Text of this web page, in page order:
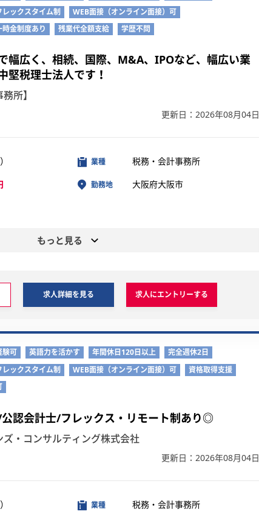
レックスタイム制
WEB面接（オンライン面接）可
金制度あり 残業代全額支給 学歴不問
幅広く、相続、国際、M&A、IPOなど、幅広い業
堅税理士法人です！
所】
更新日：2026年08月04日
業種 税務・会計事務所
勤務地 大阪府大阪市
もっと見る
求人詳細を見る 求人にエントリーする
験可 英語力を活かす 年間休日120日以上
完全週休2日
レックスタイム制 WEB面接（オンライン面接）可
資格取得支援
認会計士/フレックス・リモート制あり◎
・コンサルティング株式会社
更新日：2026年08月04日
業種 税務・会計事務所